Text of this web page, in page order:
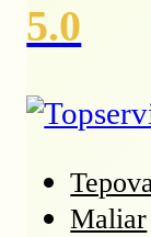
5.0
Maliar